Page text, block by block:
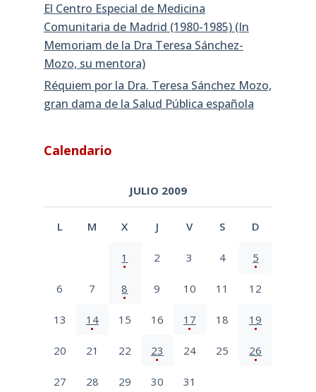
El Centro Especial de Medicina
Comunitaria de Madrid (1980-1985) (In
Memoriam de la Dra Teresa Sánchez-
Mozo, su mentora)
Réquiem por la Dra. Teresa Sánchez Mozo,
gran dama de la Salud Pública española
Calendario
JULIO 2009
L M X J V S D
1 2 3 4 5
6 7 8 9 10 11 12
13 14 15 16 17 18 19
20 21 22 23 24 25 26
27 28 29 30 31